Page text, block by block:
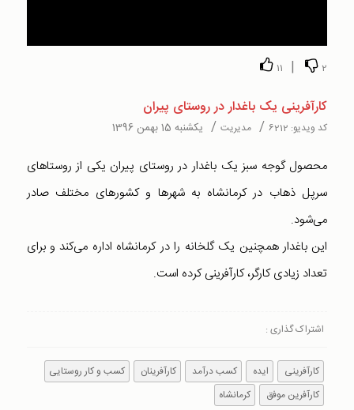
2
|
11
کارآفرینی یک باغدار در روستای پیران
کد ویدیو: 6212
/ مدیریت/ یکشنبه 15 بهمن 1396
محصول گوجه سبز یک باغدار در روستای پیران یکی از روستاهای
سرپل ذهاب در کرمانشاه به شهرها و کشورهای مختلف صادر
می‌شود.
این باغدار همچنین یک گلخانه را در کرمانشاه اداره می‌کند و برای
تعداد زیادی کارگر، کارآفرینی کرده است.
اشتراک گذاری :
کارآفرینی ‌ایده‌‌ کسب درآمد کارآفرینان
کسب و کار روستایی
کارآفرین موفق
کرمانشاه